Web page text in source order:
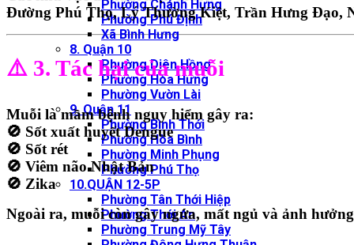
Phường Chánh Hưng
Phường Phú Định
Xã Bình Hưng
8. Quận 10
Phường Diên Hồng
Phường Hòa Hưng
Phường Vườn Lài
9. Quận 11
Phường Bình Thới
Phường Hòa Bình
Phường Minh Phụng
Phường Phú Thọ
10.QUẬN 12-5P
Phường Tân Thới Hiệp
Phường Thới An
Phường Trung Mỹ Tây
Đường Phú Thọ, Lý Thường Kiệt, Trần Hưng Đạo,
⚠️ 3. Tác hại của muỗi
Muỗi làmầm bệnh nguy hiểm gây ra:
🚫 Sốt xuất huyết Dengue
🚫 Sốt rét
🚫 Viêm não Nhật Bản
🚫 Zika
Ngoài ra, muỗi còngây ngứa, mất ngủ và ảnh